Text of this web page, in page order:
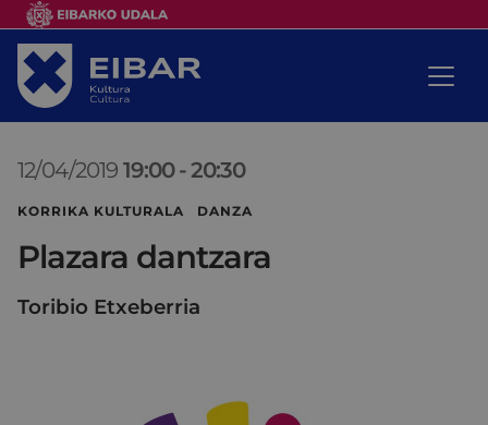
12/04/2019 19:00 -20:30
KORRIKA KULTURALA DANZA
Plazara dantzara
Toribio Etxeberria